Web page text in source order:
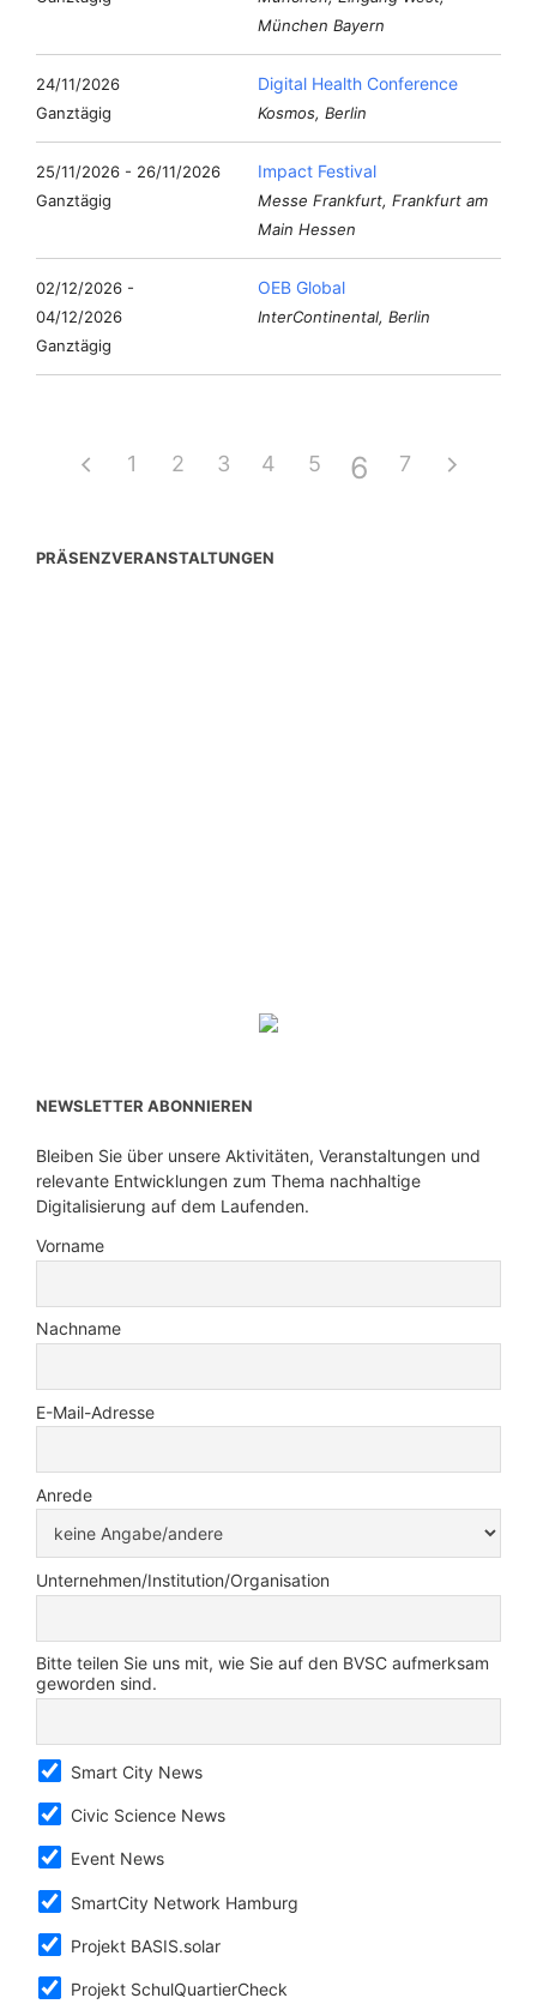
München Bayern
24/11/2026
Ganztägig
Digital Health Conference
Kosmos, Berlin
25/11/2026 - 26/11/2026
Ganztägig
Impact Festival
Messe Frankfurt, Frankfurt am
Main Hessen
02/12/2026 -
04/12/2026
Ganztägig
OEB Global
InterContinental, Berlin
1 2 3 4 5 6 7
PRÄSENZVERANSTALTUNGEN
NEWSLETTER ABONNIEREN
Bleiben Sie über unsere Aktivitäten, Veranstaltungen und
relevante Entwicklungen zum Thema nachhaltige
Digitalisierung auf dem Laufenden.
Vorname
Nachname
E-Mail-Adresse
Anrede
Unternehmen/Institution/Organisation
Bitte teilen Sie uns mit, wie Sie auf den BVSC aufmerksam
geworden sind.
Smart City News
Civic Science News
Event News
SmartCity Network Hamburg
Projekt BASIS.solar
Projekt SchulQuartierCheck